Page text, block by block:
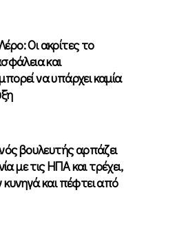
Οι ακρίτες το
και
να υπάρχει καμία
βουλευτής αρπάζει
με τις ΗΠΑ και τρέχει,
και πέφτει από